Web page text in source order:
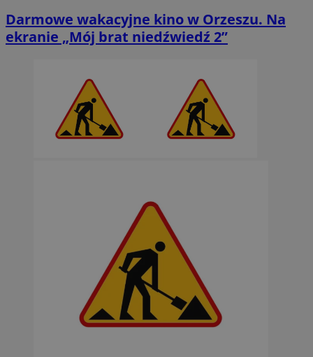
Darmowe wakacyjne kino w Orzeszu. Na
ekranie „Mój brat niedźwiedź 2”